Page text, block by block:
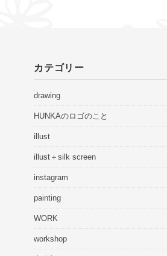
カテゴリー
drawing
HUNKAのロゴのこと
illust
illust＋silk screen
instagram
painting
WORK
workshop